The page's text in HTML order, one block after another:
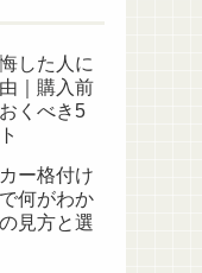
した人に
｜購入前
くべき5
ー格付け
何がわか
見方と選